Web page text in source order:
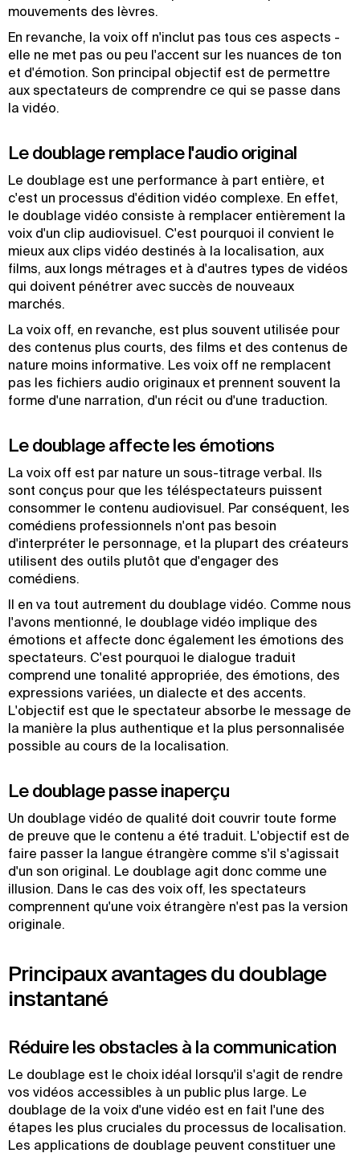
mouvements des lèvres.
En revanche, la voix off n'inclut pas tous ces aspects -
elle ne met pas ou peu l'accent sur les nuances de ton
et d'émotion. Son principal objectif est de permettre
aux spectateurs de comprendre ce qui se passe dans
la vidéo.
Le doublage remplace l'audio original
Le doublage est une performance à part entière, et
c'est un processus d'édition vidéo complexe. En effet,
le doublage vidéo consiste à remplacer entièrement la
voix d'un clip audiovisuel. C'est pourquoi il convient le
mieux aux clips vidéo destinés à la localisation, aux
films, aux longs métrages et à d'autres types de vidéos
qui doivent pénétrer avec succès de nouveaux
marchés.
La voix off, en revanche, est plus souvent utilisée pour
des contenus plus courts, des films et des contenus de
nature moins informative. Les voix off ne remplacent
pas les fichiers audio originaux et prennent souvent la
forme d'une narration, d'un récit ou d'une traduction.
Le doublage affecte les émotions
La voix off est par nature un sous-titrage verbal. Ils
sont conçus pour que les téléspectateurs puissent
consommer le contenu audiovisuel. Par conséquent, les
comédiens professionnels n'ont pas besoin
d'interpréter le personnage, et la plupart des créateurs
utilisent des outils plutôt que d'engager des
comédiens.
Il en va tout autrement du doublage vidéo. Comme nous
l'avons mentionné, le doublage vidéo implique des
émotions et affecte donc également les émotions des
spectateurs. C'est pourquoi le dialogue traduit
comprend une tonalité appropriée, des émotions, des
expressions variées, un dialecte et des accents.
L'objectif est que le spectateur absorbe le message de
la manière la plus authentique et la plus personnalisée
possible au cours de la localisation.
Le doublage passe inaperçu
Un doublage vidéo de qualité doit couvrir toute forme
de preuve que le contenu a été traduit. L'objectif est de
faire passer la langue étrangère comme s'il s'agissait
d'un son original. Le doublage agit donc comme une
illusion. Dans le cas des voix off, les spectateurs
comprennent qu'une voix étrangère n'est pas la version
originale.
Principaux avantages du doublage
instantané
Réduire les obstacles à la communication
Le doublage est le choix idéal lorsqu'il s'agit de rendre
vos vidéos accessibles à un public plus large. Le
doublage de la voix d'une vidéo est en fait l'une des
étapes les plus cruciales du processus de localisation.
Les applications de doublage peuvent constituer une